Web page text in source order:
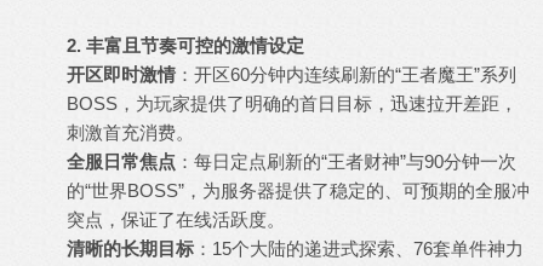
2. 丰富且节奏可控的激情设定
开区即时激情 ：开区60分钟内连续刷新的“王者魔王”系列
BOSS，为玩家提供了明确的首日目标，迅速拉开差距，
刺激首充消费。
全服日常焦点 ：每日定点刷新的“王者财神”与90分钟一次
的“世界BOSS”，为服务器提供了稳定的、可预期的全服冲
突点，保证了在线活跃度。
清晰的长期目标 ：15个大陆的递进式探索、76套单件神力